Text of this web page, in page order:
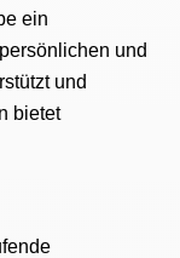
ein
und
und
bietet